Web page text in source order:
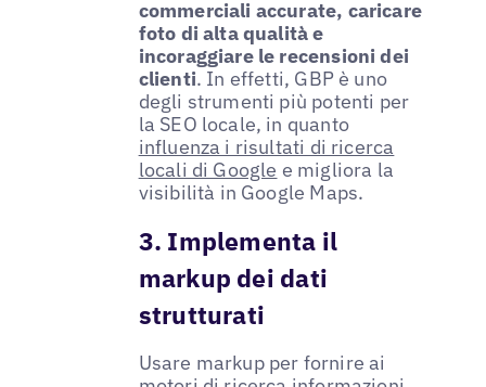
commerciali accurate, caricare
foto di alta qualità e
incoraggiare le recensioni dei
clienti. In effetti, GBP è uno
degli strumenti più potenti per
la SEO locale, in quanto
influenza i risultati di ricerca
locali di Google e migliora la
visibilità in Google Maps.
3. Implementa il
markup dei dati
strutturati
Usare markup per fornire ai